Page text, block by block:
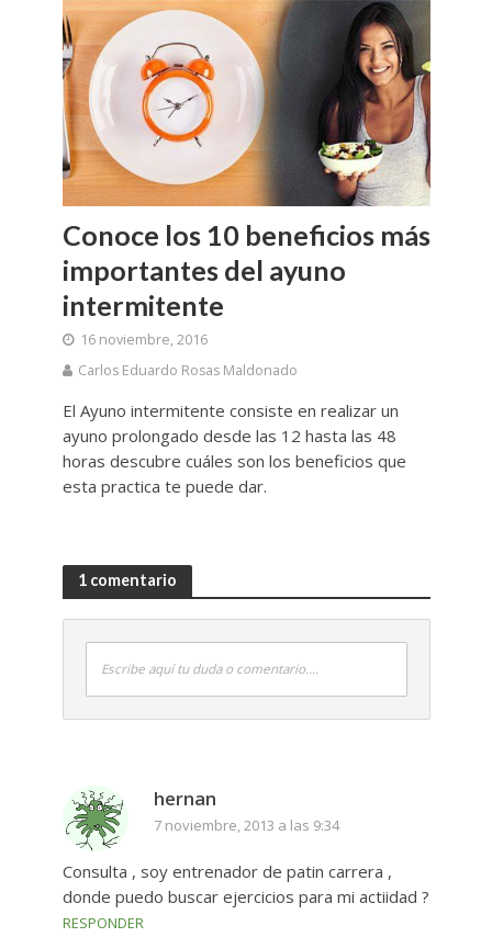
Conoce los 10 beneficios más
importantes del ayuno
intermitente
16 noviembre, 2016
Carlos Eduardo Rosas Maldonado
El Ayuno intermitente consiste en realizar un
ayuno prolongado desde las 12 hasta las 48
horas descubre cuáles son los beneficios que
esta practica te puede dar.
1 comentario
Escribe aquí tu duda o comentario....
hernan
7 noviembre, 2013 a las 9:34
Consulta , soy entrenador de patin carrera ,
donde puedo buscar ejercicios para mi actiidad ?
RESPONDER